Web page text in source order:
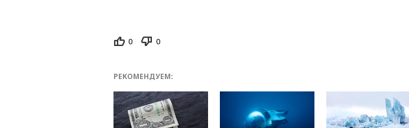
0 0
РЕКОМЕНДУЕМ: